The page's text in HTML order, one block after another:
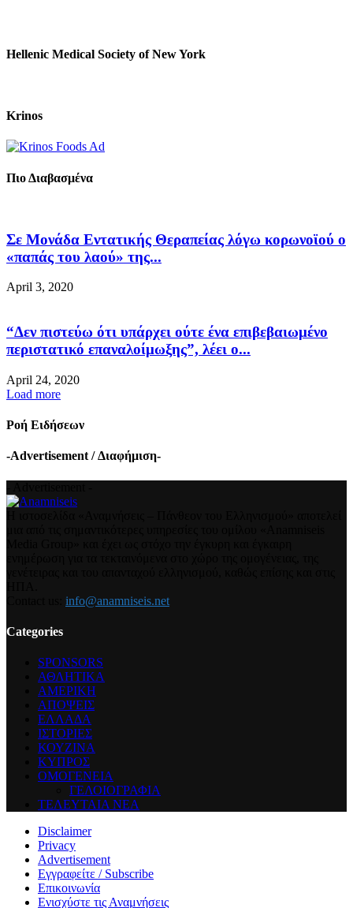
Hellenic Medical Society of New York
Krinos
Πιο Διαβασμένα
Σε Μονάδα Εντατικής Θεραπείας λόγω κορωνοϊού ο
«παπάς του λαού» της...
April 3, 2020
“Δεν πιστεύω ότι υπάρχει ούτε ένα επιβεβαιωμένο
περιστατικό επαναλοίμωξης”, λέει ο...
April 24, 2020
Load more
Ροή Ειδήσεων
-Advertisement / Διαφήμιση-
info@anamniseis.net
Categories
SPONSORS
ΑΘΛΗΤΙΚΑ
ΑΜΕΡΙΚΗ
ΑΠΟΨΕΙΣ
ΕΛΛΑΔΑ
ΙΣΤΟΡΙΕΣ
ΚΟΥΖΙΝΑ
ΚΥΠΡΟΣ
ΟΜΟΓΕΝΕΙΑ
ΓΕΛΟΙΟΓΡΑΦΙΑ
ΤΕΛΕΥΤΑΙΑ ΝΕΑ
Disclaimer
Privacy
Advertisement
Εγγραφείτε / Subscribe
Επικοινωνία
Ενισχύστε τις Αναμνήσεις